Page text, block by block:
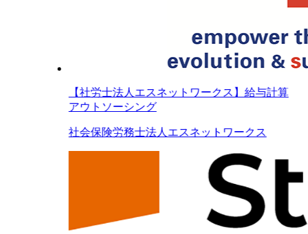
【社労士法人エスネットワークス】給与計算
アウトソーシング
社会保険労務士法人エスネットワークス